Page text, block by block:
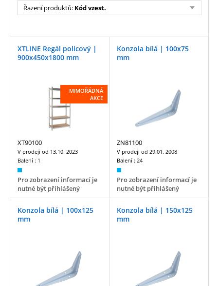
Řazení produktů: Kód vzest.
XTLINE Regál policový |
900x450x1800 mm
MIMOŘÁDNÁ
AKCE
XT90100
V prodeji od 13.10. 2023
Balení : 1
Pro zobrazení informací je
nutné být přihlášený
Konzola bílá | 100x75
mm
ZN81100
V prodeji od 29.01. 2008
Balení : 24
Pro zobrazení informací je
nutné být přihlášený
Konzola bílá | 100x125
mm
Konzola bílá | 150x125
mm